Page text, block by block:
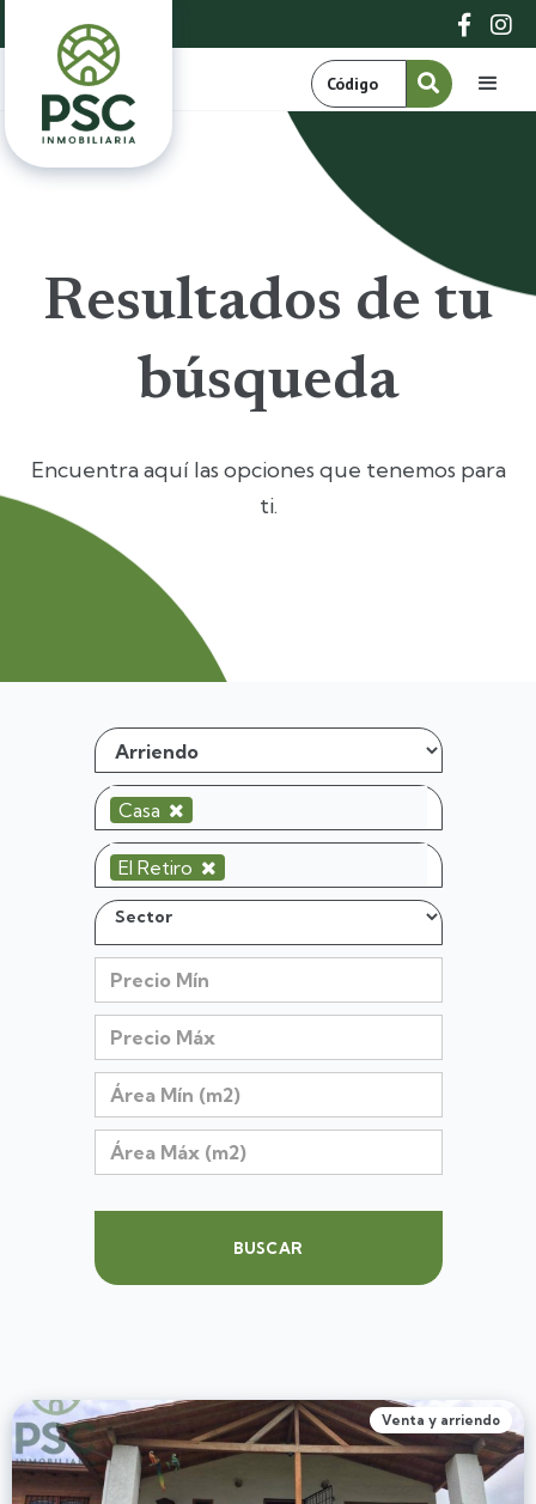
 
Resultados de tu
búsqueda
Encuentra aquí las opciones que tenemos para
ti.
Casa
El Retiro
BUSCAR
Venta y arriendo